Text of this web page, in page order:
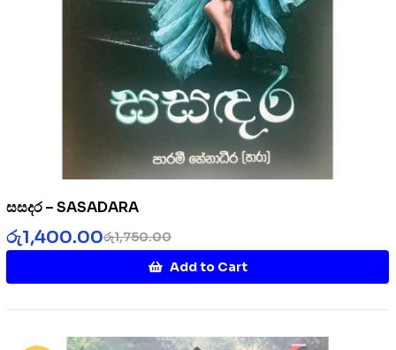
සසදර – SASADARA
රු1,750.00
රු1,400.00
Add to Cart